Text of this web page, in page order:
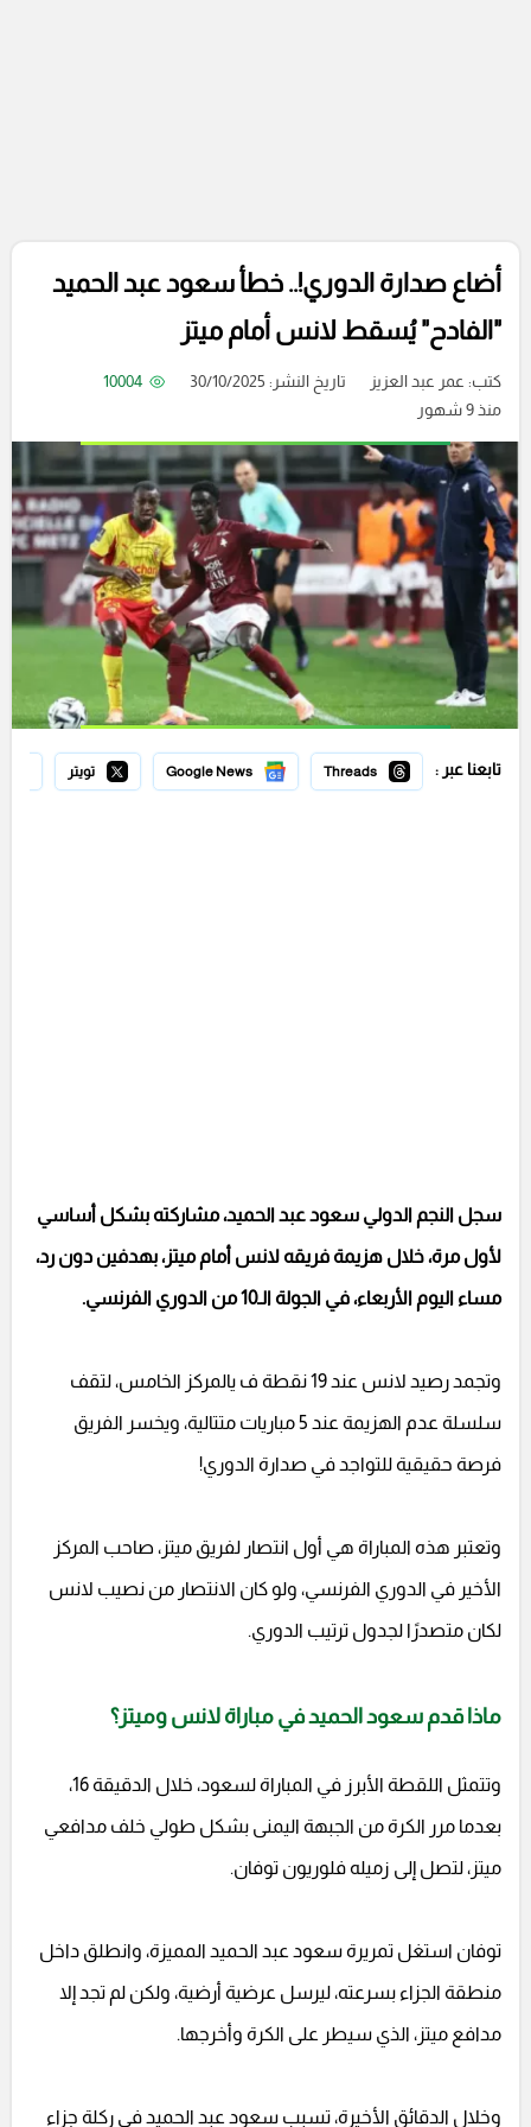
أضاع صدارة الدوري!.. خطأ سعود عبد الحميد
"الفادح" يُسقط لانس أمام ميتز
كتب: عمر عبد العزيز تاريخ النشر: 30/10/2025
10004
منذ 9 شهور
تابعنا عبر : Threads
Google News تويتر
سجل النجم الدولي سعود عبد الحميد، مشاركته بشكل أساسي
لأول مرة، خلال هزيمة فريقه لانس أمام ميتز، بهدفين دون رد،
مساء اليوم الأربعاء، في الجولة الـ10 من الدوري الفرنسي.
وتجمد رصيد لانس عند 19 نقطة ف يالمركز الخامس، لتقف
سلسلة عدم الهزيمة عند 5 مباريات متتالية، ويخسر الفريق
فرصة حقيقية للتواجد في صدارة الدوري!
وتعتبر هذه المباراة هي أول انتصار لفريق ميتز، صاحب المركز
الأخير في الدوري الفرنسي، ولو كان الانتصار من نصيب لانس
لكان متصدرًا لجدول ترتيب الدوري.
ماذا قدم سعود الحميد في مباراة لانس وميتز؟
وتتمثل اللقطة الأبرز في المباراة لسعود، خلال الدقيقة 16،
بعدما مرر الكرة من الجبهة اليمنى بشكل طولي خلف مدافعي
ميتز، لتصل إلى زميله فلوريون توفان.
توفان استغل تمريرة سعود عبد الحميد المميزة، وانطلق داخل
منطقة الجزاء بسرعته، ليرسل عرضية أرضية، ولكن لم تجد إلا
مدافع ميتز، الذي سيطر على الكرة وأخرجها.
وخلال الدقائق الأخيرة، تسبب سعود عبد الحميد في ركلة جزاء